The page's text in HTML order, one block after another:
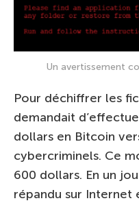
Un avertissement
Pour déchiffrer les
demandait
dollars en Bitcoin
cybercriminels. Ce
600 dollars. En un
répandu sur Internet